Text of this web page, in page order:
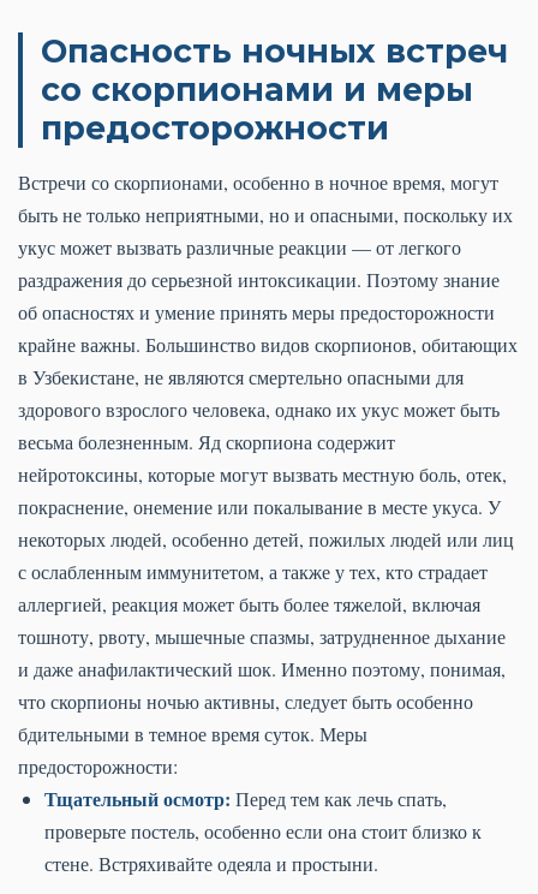
Опасность ночных встреч
со скорпионами и меры
предосторожности
Встречи со скорпионами, особенно в ночное время, могут
быть не только неприятными, но и опасными, поскольку их
укус может вызвать различные реакции — от легкого
раздражения до серьезной интоксикации. Поэтому знание
об опасностях и умение принять меры предосторожности
крайне важны. Большинство видов скорпионов, обитающих
в Узбекистане, не являются смертельно опасными для
здорового взрослого человека, однако их укус может быть
весьма болезненным. Яд скорпиона содержит
нейротоксины, которые могут вызвать местную боль, отек,
покраснение, онемение или покалывание в месте укуса. У
некоторых людей, особенно детей, пожилых людей или лиц
с ослабленным иммунитетом, а также у тех, кто страдает
аллергией, реакция может быть более тяжелой, включая
тошноту, рвоту, мышечные спазмы, затрудненное дыхание
и даже анафилактический шок. Именно поэтому, понимая,
что скорпионы ночью активны, следует быть особенно
бдительными в темное время суток. Меры
предосторожности:
Тщательный осмотр: Перед тем как лечь спать,
проверьте постель, особенно если она стоит близко к
стене. Встряхивайте одеяла и простыни.